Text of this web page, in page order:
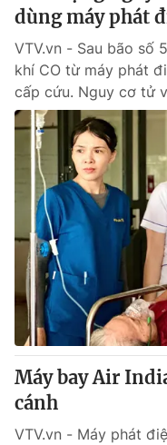
dùng máy phát
VTV.vn - Sau bão số
khí CO từ máy phát
cấp cứu. Nguy cơ tử
Máy bay Air
cánh
VTV.vn - Máy phát